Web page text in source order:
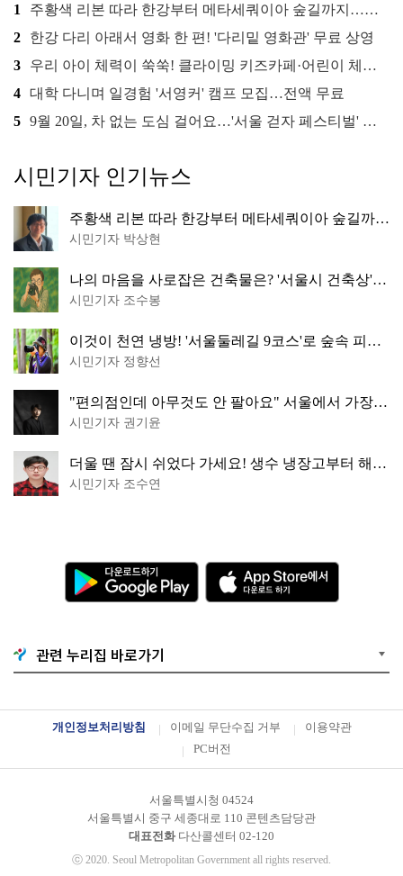
1
주황색 리본 따라 한강부터 메타세쿼이아 숲길까지…서울둘레길 15코스
2
한강 다리 아래서 영화 한 편! '다리밑 영화관' 무료 상영
3
우리 아이 체력이 쑥쑥! 클라이밍 키즈카페·어린이 체력장
4 대학 다니며 일경험 '서영커' 캠프 모집…전액 무료
5 9월 20일, 차 없는 도심 걸어요…'서울 걷자 페스티벌' 선착순 5천명
시민기자 인기뉴스
주황색 리본 따라 한강부터 메타세쿼이아 숲길까
지…서울둘레길 15코스
시민기자 박상현
나의 마음을 사로잡은 건축물은? '서울시 건축상'
수상작 공개!
시민기자 조수봉
이것이 천연 냉방! '서울둘레길 9코스'로 숲속 피서
떠나볼까
시민기자 정향선
"편의점인데 아무것도 안 팔아요" 서울에서 가장
특별한 편의점의 정체
시민기자 권기윤
더울 땐 잠시 쉬었다 가세요! 생수 냉장고부터 해피
소·무더위쉼터까지
시민기자 조수연
다
운
로
드
o
o
g
a
A
p
p
S
서
하
관련 누리집 바로가기
개인정보처리방침 이메일 무단수집 거부
이용약관
PC버전
서울특별시청 04524
서울특별시 중구 세종대로 110 콘텐츠담당관
대표전화다산콜센터 02-120
ⓒ 2020. Seoul Metropolitan Government all rights reserved.